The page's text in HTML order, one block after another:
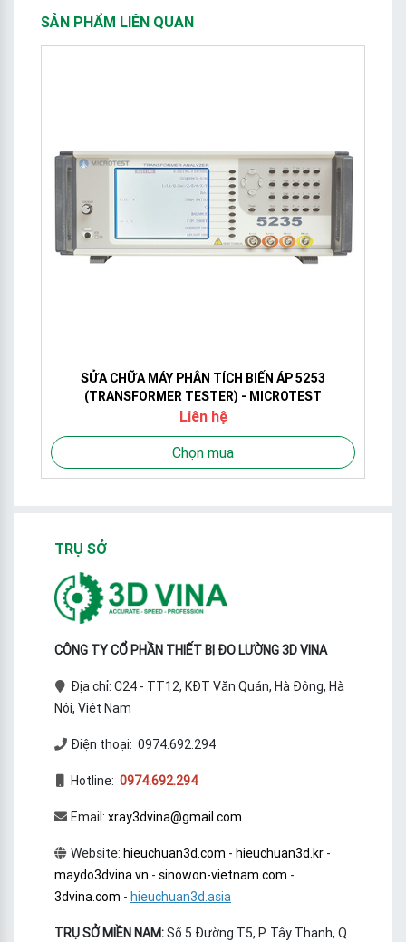
SẢN PHẨM LIÊN QUAN
SỬA CHỮA MÁY PHÂN TÍCH BIẾN ÁP 5253
(TRANSFORMER TESTER) - MICROTEST
Liên hệ
Chọn mua
TRỤ SỞ
CÔNG TY CỔ PHẦN THIẾT BỊ ĐO LƯỜNG 3D VINA
Địa chỉ: C24 - TT12, KĐT Văn Quán, Hà Đông, Hà
Nội, Việt Nam
Điện thoại: 0974.692.294
Hotline: 0974.692.294
Email: xray3dvina@gmail.com
Website: hieuchuan3d.com - hieuchuan3d.kr-
maydo3dvina.vn - sinowon-vietnam.com -
3dvina.com - hieuchuan3d.asia
TRỤ SỞ MIỀN NAM:Số 5 Đường T5, P. Tây Thạnh, Q.